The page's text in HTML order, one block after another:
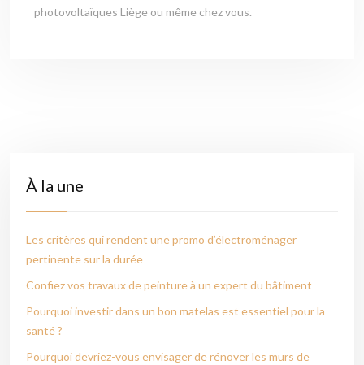
photovoltaïques Liège ou même chez vous.
À la une
Les critères qui rendent une promo d’électroménager
pertinente sur la durée
Confiez vos travaux de peinture à un expert du bâtiment
Pourquoi investir dans un bon matelas est essentiel pour la
santé ?
Pourquoi devriez-vous envisager de rénover les murs de